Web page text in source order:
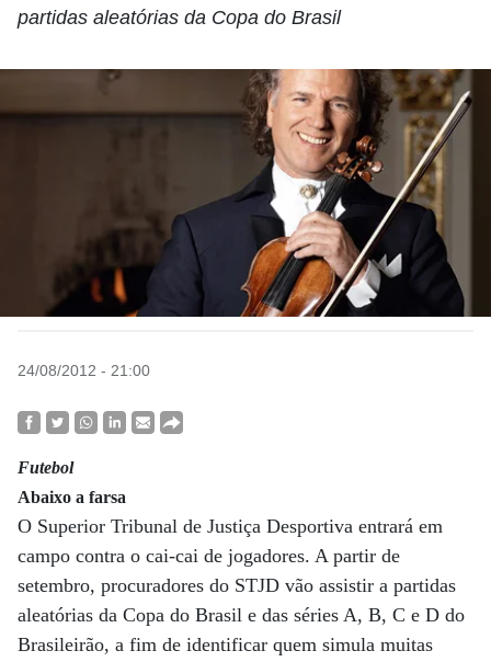
partidas aleatórias da Copa do Brasil
24/08/2012 - 21:00
Futebol
Abaixo a farsa
O Superior Tribunal de Justiça Desportiva entrará em
campo contra o cai-cai de jogadores. A partir de
setembro, procuradores do STJD vão assistir a partidas
aleatórias da Copa do Brasil e das séries A, B, C e D do
Brasileirão, a fim de identificar quem simula muitas